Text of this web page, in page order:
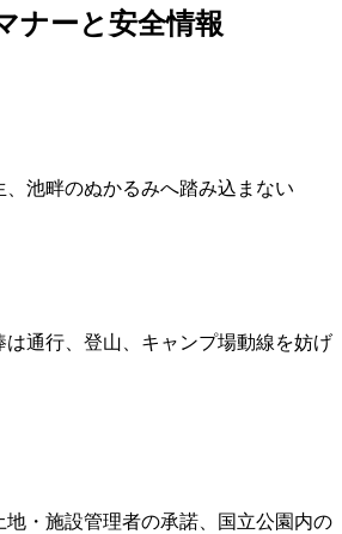
ナーと安全情報
池畔のぬかるみへ踏み込まない
は通行、登山、キャンプ場動線を妨げ
地・施設管理者の承諾、国立公園内の